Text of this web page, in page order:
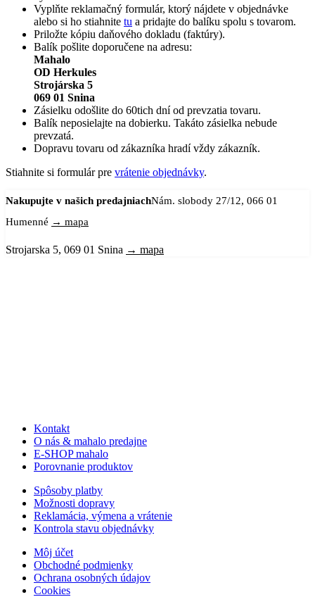
Vyplňte reklamačný formulár, ktorý nájdete v objednávke
alebo si ho stiahnite tu a pridajte do balíku spolu s tovarom.
Priložte kópiu daňového dokladu (faktúry).
Balík pošlite doporučene na adresu:
Mahalo
OD Herkules
Strojárska 5
069 01 Snina
Zásielku odošlite do 60tich dní od prevzatia tovaru.
Balík neposielajte na dobierku. Takáto zásielka nebude
prevzatá.
Dopravu tovaru od zákazníka hradí vždy zákazník.
Stiahnite si formulár pre vrátenie objednávky.
Nakupujte v našich predajniachNám. slobody 27/12, 066 01
Humenné → mapa
Strojarska 5, 069 01 Snina → mapa
Kontakt
O nás & mahalo predajne
E-SHOP mahalo
Porovnanie produktov
Spôsoby platby
Možnosti dopravy
Reklamácia, výmena a vrátenie
Kontrola stavu objednávky
Môj účet
Obchodné podmienky
Ochrana osobných údajov
Cookies